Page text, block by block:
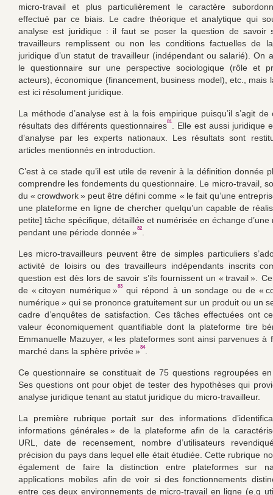
micro-travail et plus particulièrement le caractère
effectué par ce biais. Le cadre théorique et analytique qui
analyse est juridique : il faut se poser la question de savoir
travailleurs remplissent ou non les conditions factuelles de
juridique d’un statut de travailleur (indépendant ou salarié). On
le questionnaire sur une perspective sociologique (rôle et
acteurs), économique (financement, business model), etc., mais
est ici résolument juridique.
La méthode d’analyse est à la fois empirique puisqu’il s’agit
résultats des différents questionnaires81. Elle est aussi juridique
d’analyse par les experts nationaux. Les résultats sont
articles mentionnés en introduction.
C’est à ce stade qu’il est utile de revenir à la définition donnée
comprendre les fondements du questionnaire. Le micro-travail,
du « crowdwork » peut être défini comme « le fait qu’une
une plateforme en ligne de chercher quelqu’un capable de
petite] tâche spécifique, détaillée et numérisée en échange d’une
pendant une période donnée »82
Les micro-travailleurs peuvent être de simples particuliers
activité de loisirs ou des travailleurs indépendants inscrits
question est dès lors de savoir s’ils fournissent un « travail ».
de « citoyen numérique »83
qui répond à un sondage ou de «
numérique » qui se prononce gratuitement sur un produit ou un
cadre d’enquêtes de satisfaction. Ces tâches effectuées ont
valeur économiquement quantifiable dont la plateforme tire
Emmanuelle Mazuyer, « les plateformes sont ainsi parvenues à
marché dans la sphère privée »84.
Ce questionnaire se constituait de 75 questions regroupées
Ses questions ont pour objet de tester des hypothèses qui
analyse juridique tenant au statut juridique du micro-travailleur.
La première rubrique portait sur des informations
informations générales » de la plateforme afin de la
URL, date de recensement, nombre d’utilisateurs
précision du pays dans lequel elle était étudiée. Cette rubrique
également de faire la distinction entre plateformes sur
applications mobiles afin de voir si des fonctionnements
entre ces deux environnements de micro-travail en ligne (e.g